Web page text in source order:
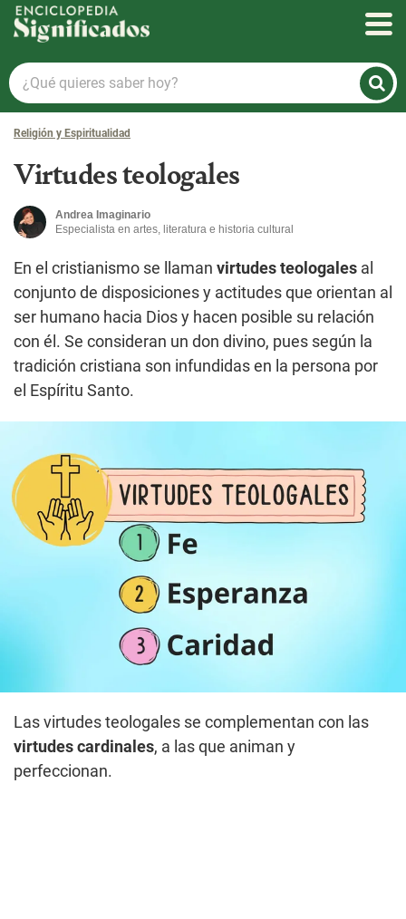
Enciclopedia Significados
¿Qué
quieres
saber
hoy?
Religión y Espiritualidad
Virtudes teologales
Andrea Imaginario
Especialista en artes, literatura e historia cultural
En el cristianismo se llaman virtudes teologales al
conjunto de disposiciones y actitudes que orientan al
ser humano hacia Dios y hacen posible su relación
con él. Se consideran un don divino, pues según la
tradición cristiana son infundidas en la persona por
el Espíritu Santo.
Las virtudes teologales se complementan con las
virtudes cardinales, a las que animan y
perfeccionan.